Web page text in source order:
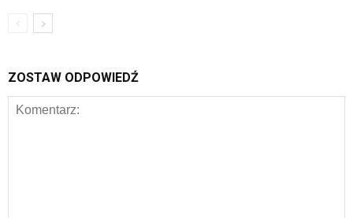
ZOSTAW ODPOWIEDŹ